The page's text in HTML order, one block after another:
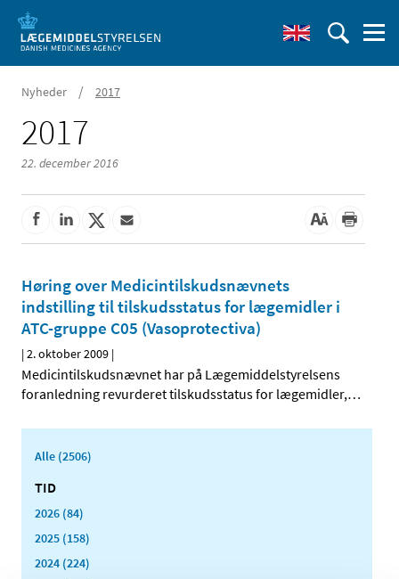
Nyheder / 2017
2017
22. december 2016
Høring over Medicintilskudsnævnets
indstilling til tilskudsstatus for lægemidler i
ATC-gruppe C05 (Vasoprotectiva)
|2. oktober 2009 |
Medicintilskudsnævnet har på Lægemiddelstyrelsens
foranledning revurderet tilskudsstatus for lægemidler,…
Alle (2506)
TID
2026 (84)
2025 (158)
2024 (224)